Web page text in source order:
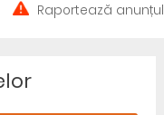
Raportează anunțul